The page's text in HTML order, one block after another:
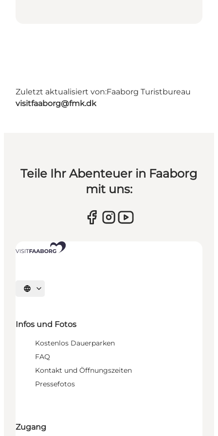
Zuletzt aktualisiert von:Faaborg Turistbureau
visitfaaborg@fmk.dk
Teile Ihr Abenteuer in Faaborg
mit uns:
Sprache auswählen
Infos und Fotos
Kostenlos Dauerparken
FAQ
Kontakt und Öffnungszeiten
Pressefotos
Zugang